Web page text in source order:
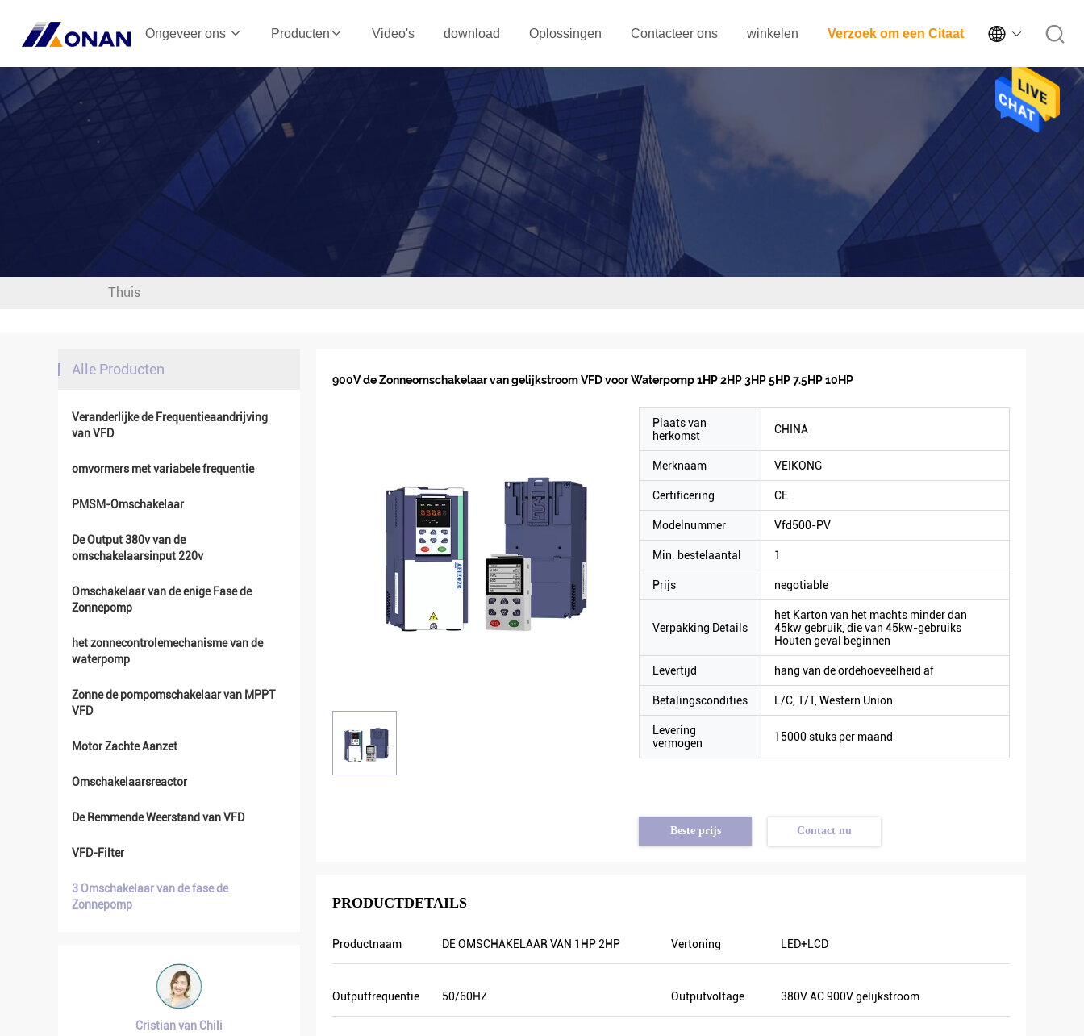
Ongeveer ons Producten Video's download Oplossingen Contacteer ons winkelen Verzoek om een Citaat 
Thuis
Alle Producten
Veranderlijke de Frequentieaandrijving
van VFD
omvormers met variabele frequentie
PMSM-Omschakelaar
De Output 380v van de
omschakelaarsinput 220v
Omschakelaar van de enige Fase de
Zonnepomp
het zonnecontrolemechanisme van de
waterpomp
Zonne de pompomschakelaar van MPPT
VFD
Motor Zachte Aanzet
Omschakelaarsreactor
De Remmende Weerstand van VFD
VFD-Filter
3 Omschakelaar van de fase de
Zonnepomp
Cristian van Chili
900V de Zonneomschakelaar van gelijkstroom VFD voor Waterpomp 1HP 2HP 3HP 5HP 7.5HP 10HP
Plaats van
herkomst
CHINA
Merknaam VEIKONG
Certificering CE
Modelnummer Vfd500-PV
Min. bestelaantal 1
Prijs negotiable
Verpakking Details
het Karton van het machts minder dan
45kw gebruik, die van 45kw-gebruiks
Houten geval beginnen
Levertijd hang van de ordehoeveelheid af
Betalingscondities L/C, T/T, Western Union
Levering
vermogen
15000 stuks per maand
Beste prijs Contact nu
PRODUCTDETAILS
Productnaam DE OMSCHAKELAAR VAN 1HP 2HP Vertoning LED+LCD
Outputfrequentie 50/60HZ Outputvoltage 380V AC 900V gelijkstroom